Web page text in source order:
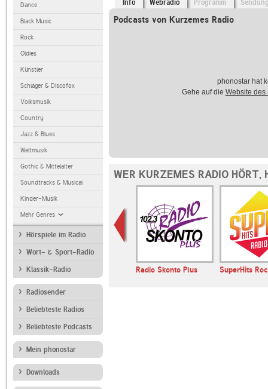
Dance
Black Music
Rock
Oldies
Künstler
Schlager & Discofox
Volksmusik
Country
Jazz & Blues
Weltmusik
Gothic & Mittelalter
Soundtracks & Musical
Kinder-Musik
Mehr Genres
Hörspiele im Radio
Wort- & Sport-Radio
Klassik-Radio
Radiosender
Beliebteste Radios
Beliebteste Podcasts
Mein phonostar
Downloads
Info Webradio Programm
Podcasts von Kurzemes Radio
phonostar hat
Gehe auf die Website des
WER KURZEMES RADIO HÖRT,
Radio Baltkom Radio Skonto Plus SuperHits